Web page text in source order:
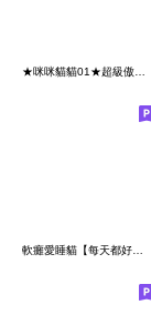
軟癱愛睡貓【每天都好用貼圖】4